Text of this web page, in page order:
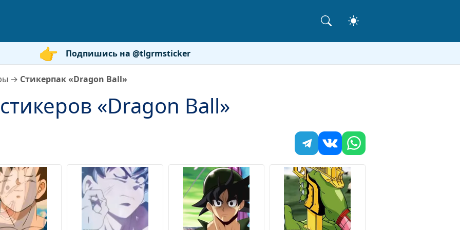
Подпишись на @tlgrmsticker
→ Стикерпак «Dragon Ball»
«Dragon Ball»